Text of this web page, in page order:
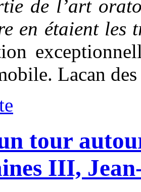
de l’art
en étaient les
Lacan
tour
III,